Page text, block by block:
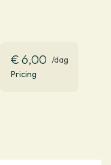
€ 6,00 /dag
Pricing